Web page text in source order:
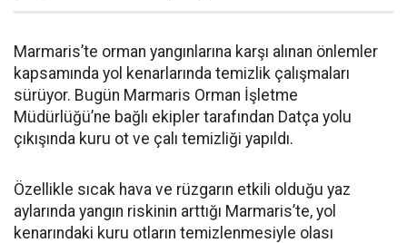
Marmaris’te orman yangınlarına karşı alınan önlemler
kapsamında yol kenarlarında temizlik çalışmaları
sürüyor. Bugün Marmaris Orman İşletme
Müdürlüğü’ne bağlı ekipler tarafından Datça yolu
çıkışında kuru ot ve çalı temizliği yapıldı.
Özellikle sıcak hava ve rüzgarın etkili olduğu yaz
aylarında yangın riskinin arttığı Marmaris’te, yol
kenarındaki kuru otların temizlenmesiyle olası